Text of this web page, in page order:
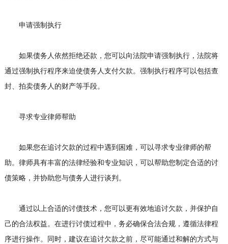
申请强制执行
如果债务人依然拒绝还款，您可以向法院申请强制执行，法院将
通过强制执行程序来迫使债务人支付欠款。强制执行程序可以包括查
封、拍卖债务人的财产等手段。
寻求专业律师帮助
如果您在追讨欠款的过程中遇到困难，可以寻求专业律师的帮
助。律师具有丰富的法律经验和专业知识，可以帮助您制定合适的讨
债策略，并协助您与债务人进行谈判。
通过以上合适的讨债技术，您可以更有效地追讨欠款，并保护自
己的合法权益。在进行讨债过程中，务必确保合法合规，遵循法律程
序进行操作。同时，建议在追讨欠款之前，尽可能通过和解的方式与